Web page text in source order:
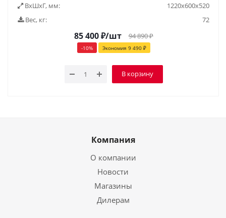
ВxШxГ, мм:
1220х600х520
Вес, кг:
72
85 400₽/шт 94 890₽
-10% Экономия 9 490₽
В корзину
Компания
О компании
Новости
Магазины
Дилерам